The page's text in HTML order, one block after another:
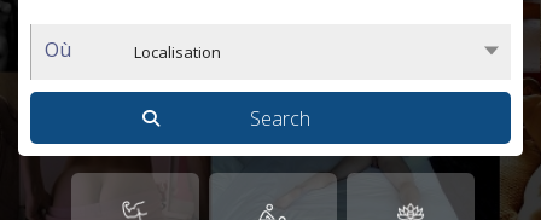
Où Localisation